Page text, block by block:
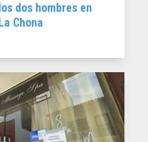
dos hombres en
Chona